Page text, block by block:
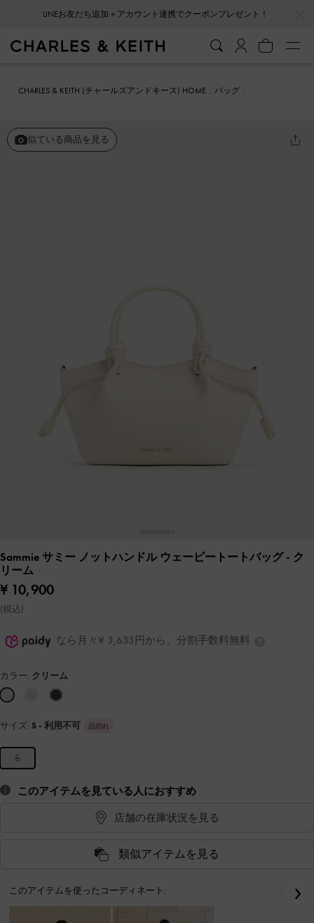
LINEお友だち追加＋アカウント連携でクーポンプレゼント！
CHARLES & KEITH (チャールズアンドキース) HOME
バッグ
似ている商品を見る
Sammie サミー ノットハンドル ウェービートートバッグ- ク
リーム
¥ 10,900
(税込)
なら月々¥ 3,633円から。分割手数料無料
カラー: クリーム
サイズ: S - 利用不可 品切れ
S
このアイテムを見ている人におすすめ
店舗の在庫状況を見る
類似アイテムを見る
このアイテムを使ったコーディネート: 戻る